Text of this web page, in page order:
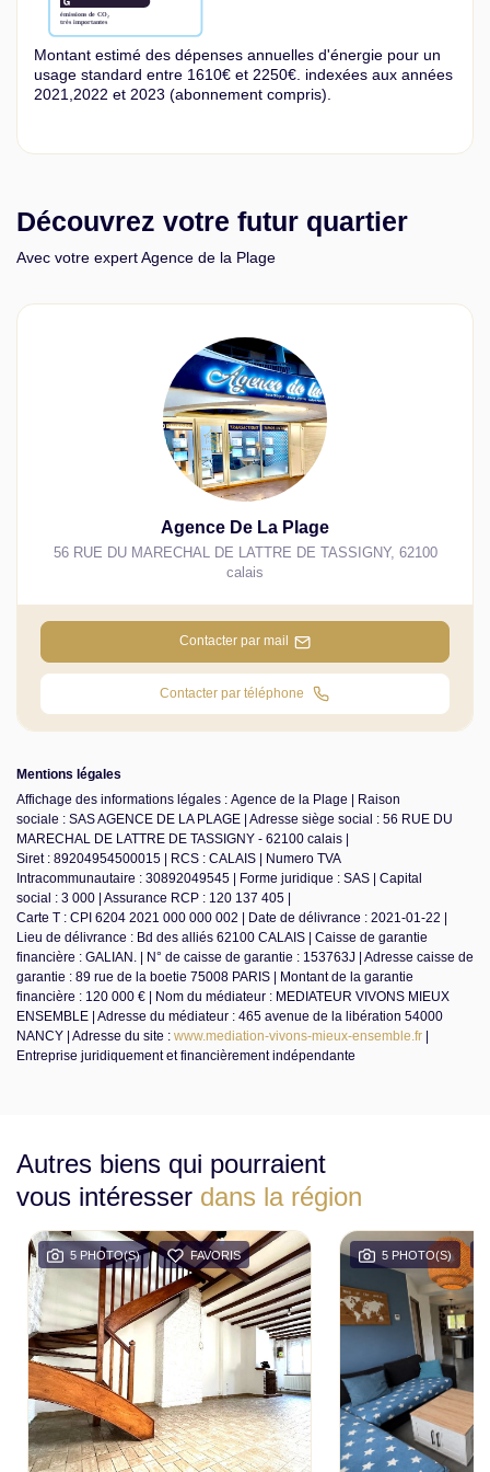
Montant estimé des dépenses annuelles d'énergie pour un
usage standard entre 1610€ et 2250€. indexées aux années
2021,2022 et 2023 (abonnement compris).
Découvrez votre futur quartier
Avec votre expert Agence de la Plage
Agence De La Plage
56 RUE DU MARECHAL DE LATTRE DE TASSIGNY, 62100
calais
Contacter par mail
Contacter par téléphone
Mentions légales
Affichage des informations légales : Agence de la Plage | Raison
sociale : SAS AGENCE DE LA PLAGE | Adresse siège social : 56 RUE DU
MARECHAL DE LATTRE DE TASSIGNY - 62100 calais |
Siret : 89204954500015 | RCS : CALAIS | Numero TVA
Intracommunautaire : 30892049545 | Forme juridique : SAS | Capital
social : 3 000 | Assurance RCP : 120 137 405 |
Carte T : CPI 6204 2021 000 000 002 | Date de délivrance : 2021-01-22 |
Lieu de délivrance : Bd des alliés 62100 CALAIS | Caisse de garantie
financière : GALIAN. | N° de caisse de garantie : 153763J | Adresse caisse de
garantie : 89 rue de la boetie 75008 PARIS | Montant de la garantie
financière : 120 000 € | Nom du médiateur : MEDIATEUR VIVONS MIEUX
ENSEMBLE | Adresse du médiateur : 465 avenue de la libération 54000
NANCY | Adresse du site : www.mediation-vivons-mieux-ensemble.fr
Entreprise juridiquement et financièrement indépendante
Autres biens qui pourraient
vous intéresser dans la région
5 PHOTO(S) FAVORIS 5 PHOTO(S)